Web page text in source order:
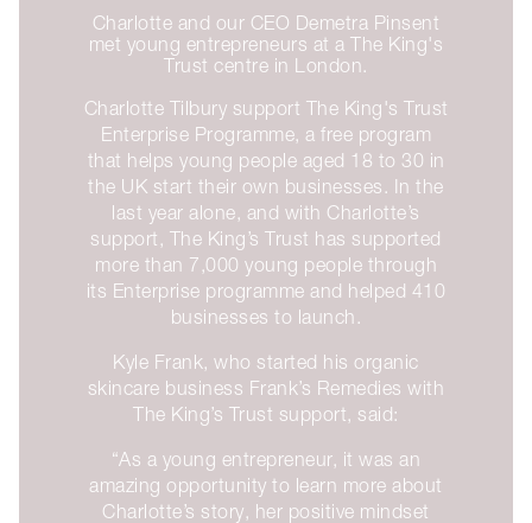
Charlotte and our CEO Demetra Pinsent
met young entrepreneurs at a The King's
Trust centre in London.
Charlotte Tilbury support The King's Trust
Enterprise Programme, a free program
that helps young people aged 18 to 30 in
the UK start their own businesses. In the
last year alone, and with Charlotte’s
support, The King’s Trust has supported
more than 7,000 young people through
its Enterprise programme and helped 410
businesses to launch.
Kyle Frank, who started his organic
skincare business Frank’s Remedies with
The King’s Trust support, said:
“As a young entrepreneur, it was an
amazing opportunity to learn more about
Charlotte’s story, her positive mindset